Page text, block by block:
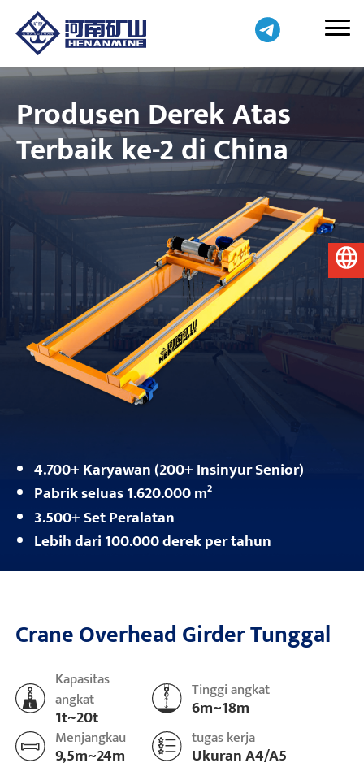
Produsen Derek Atas
Terbaik ke-2 di China
4.700+ Karyawan (200+ Insinyur Senior)
Pabrik seluas 1.620.000 m²
3.500+ Set Peralatan
Lebih dari 100.000 derek per tahun
Crane Overhead Girder Tunggal
Kapasitas
angkat
1t~20t
Tinggi angkat
6m~18m
Menjangkau
9,5m~24m
tugas kerja
Ukuran A4/A5
Bahasa Indonesia